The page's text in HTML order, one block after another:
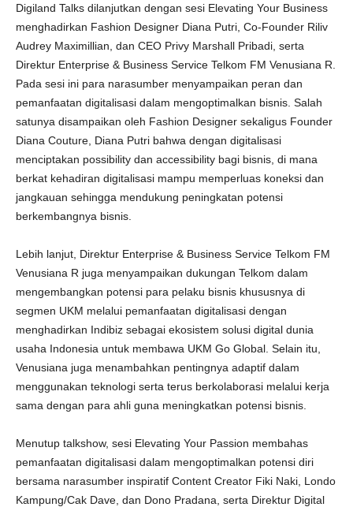
Digiland Talks dilanjutkan dengan sesi Elevating Your Business
menghadirkan Fashion Designer Diana Putri, Co-Founder Riliv
Audrey Maximillian, dan CEO Privy Marshall Pribadi, serta
Direktur Enterprise & Business Service Telkom FM Venusiana R.
Pada sesi ini para narasumber menyampaikan peran dan
pemanfaatan digitalisasi dalam mengoptimalkan bisnis. Salah
satunya disampaikan oleh Fashion Designer sekaligus Founder
Diana Couture, Diana Putri bahwa dengan digitalisasi
menciptakan possibility dan accessibility bagi bisnis, di mana
berkat kehadiran digitalisasi mampu memperluas koneksi dan
jangkauan sehingga mendukung peningkatan potensi
berkembangnya bisnis.
Lebih lanjut, Direktur Enterprise & Business Service Telkom FM
Venusiana R juga menyampaikan dukungan Telkom dalam
mengembangkan potensi para pelaku bisnis khususnya di
segmen UKM melalui pemanfaatan digitalisasi dengan
menghadirkan Indibiz sebagai ekosistem solusi digital dunia
usaha Indonesia untuk membawa UKM Go Global. Selain itu,
Venusiana juga menambahkan pentingnya adaptif dalam
menggunakan teknologi serta terus berkolaborasi melalui kerja
sama dengan para ahli guna meningkatkan potensi bisnis.
Menutup talkshow, sesi Elevating Your Passion membahas
pemanfaatan digitalisasi dalam mengoptimalkan potensi diri
bersama narasumber inspiratif Content Creator Fiki Naki, Londo
Kampung/Cak Dave, dan Dono Pradana, serta Direktur Digital